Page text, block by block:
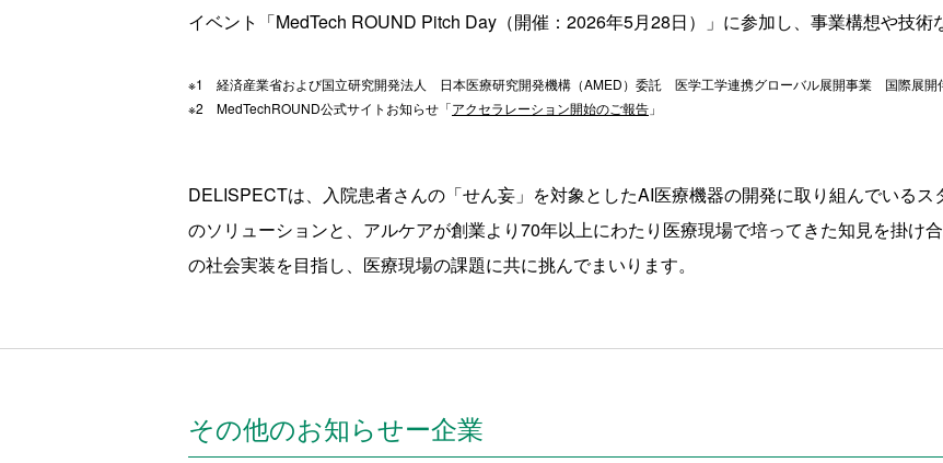
イベント「MedTech ROUND Pitch Day（開催：2026年5月28日）」に参加し、事業構想や技術
※1 経済産業省および国立研究開発法人 日本医療研究開発機構（AMED）委託 医学工学連携グローバル展開事業 国際展開
※2 MedTechROUND公式サイトお知らせ「アクセラレーション開始のご報告 」
DELISPECTは、入院患者さんの「せん妄」を対象としたAI医療機器の開発に取り組んでいる
のソリューションと、アルケアが創業より70年以上にわたり医療現場で培ってきた知見を掛け
の社会実装を目指し、医療現場の課題に共に挑んでまいります。
その他のお知らせー企業